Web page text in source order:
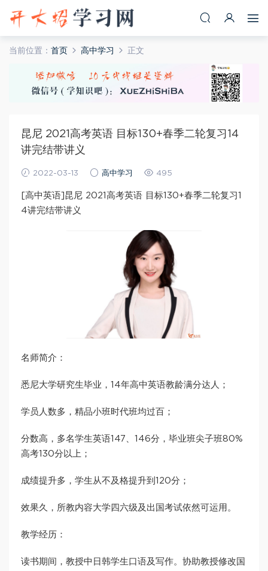
当前位置： 首页 高中学习 正文
昆尼 2021高考英语 目标130+春季二轮复习14
讲完结带讲义
2022-03-13 高中学习 495
[高中英语]昆尼 2021高考英语 目标130+春季二轮复习1
4讲完结带讲义
名师简介：
悉尼大学研究生毕业，14年高中英语教龄满分达人；
学员人数多，精品小班时代班均过百；
分数高，多名学生英语147、146分，毕业班尖子班80%
高考130分以上；
成绩提升多，学生从不及格提升到120分；
效果久，所教内容大学四六级及出国考试依然可运用。
教学经历：
读书期间，教授中日韩学生口语及写作。协助教授修改国